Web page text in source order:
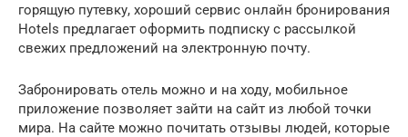
горящую путевку, хороший сервис онлайн бронирования
Hotels предлагает оформить подписку с рассылкой
свежих предложений на электронную почту.
Забронировать отель можно и на ходу, мобильное
приложение позволяет зайти на сайт из любой точки
мира. На сайте можно почитать отзывы людей, которые